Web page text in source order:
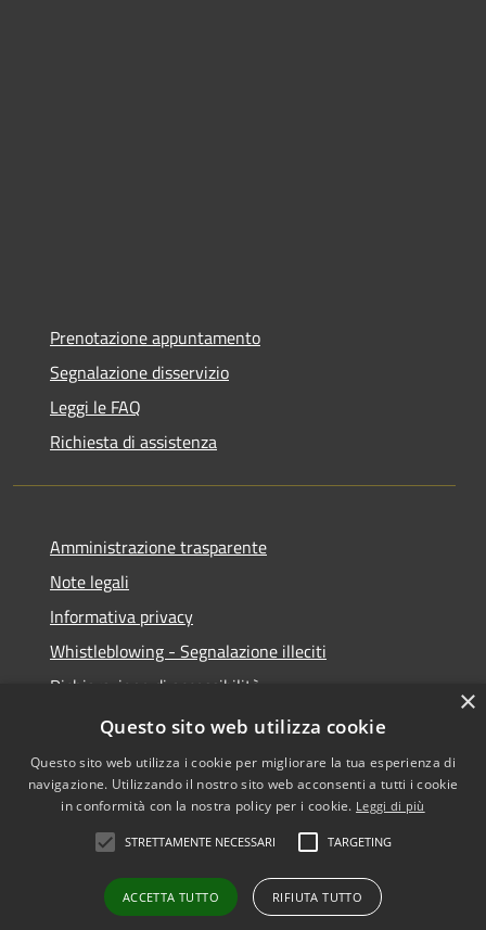
Prenotazione appuntamento
Segnalazione disservizio
Leggi le FAQ
Richiesta di assistenza
Amministrazione trasparente
Note legali
Informativa privacy
Whistleblowing - Segnalazione illeciti
Dichiarazione di accessibilità
Obiettivi di acessibilità
Accessibilità
Copyright © 2026 • Comune di
Voghera • Powered by
Municipium•
redazione
×
Questo sito web utilizza cookie
Questo sito web utilizza i cookie per migliorare la tua esperienza di
navigazione. Utilizzando il nostro sito web acconsenti a tutti i cookie
in conformità con la nostra policy per i cookie. Leggi di più
STRETTAMENTE NECESSARI TARGETING
ACCETTA TUTTO RIFIUTA TUTTO